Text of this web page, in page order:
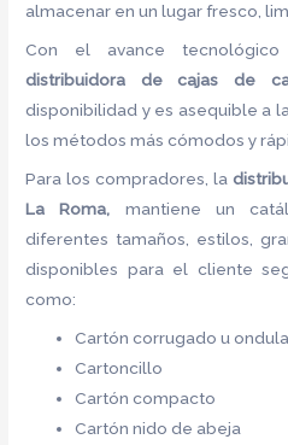
almacenar en un lugar fresco,
Con el avance tecnológico
distribuidora de cajas de
disponibilidad y es asequible a
los métodos más cómodos y
Para los compradores, la
La Roma, mantiene un
diferentes tamaños, estilos,
disponibles para el cliente
como:
Cartón corrugado u
Cartoncillo
Cartón compacto
Cartón nido de abeja